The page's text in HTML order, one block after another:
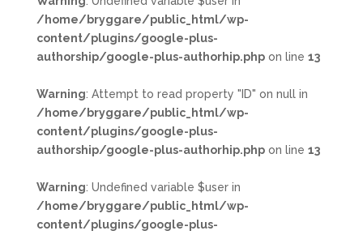
/home/bryggare/public_html/wp-
content/plugins/google-plus-
authorship/google-plus-authorhip.phpon line 13
Warning: Attempt to read property "ID" on null in
/home/bryggare/public_html/wp-
content/plugins/google-plus-
authorship/google-plus-authorhip.phpon line 13
Warning: Undefined variable $user in
/home/bryggare/public_html/wp-
content/plugins/google-plus-